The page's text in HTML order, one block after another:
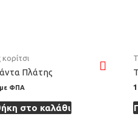
Πλάτης
με ΦΠΑ
στο καλάθι